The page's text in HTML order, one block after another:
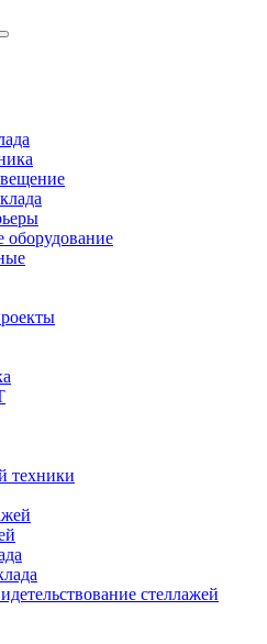
оборудование
техники
стеллажей